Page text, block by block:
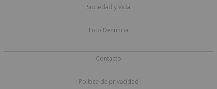
Sociedad y Vida
Foto Denuncia
Contacto
Política de privacidad